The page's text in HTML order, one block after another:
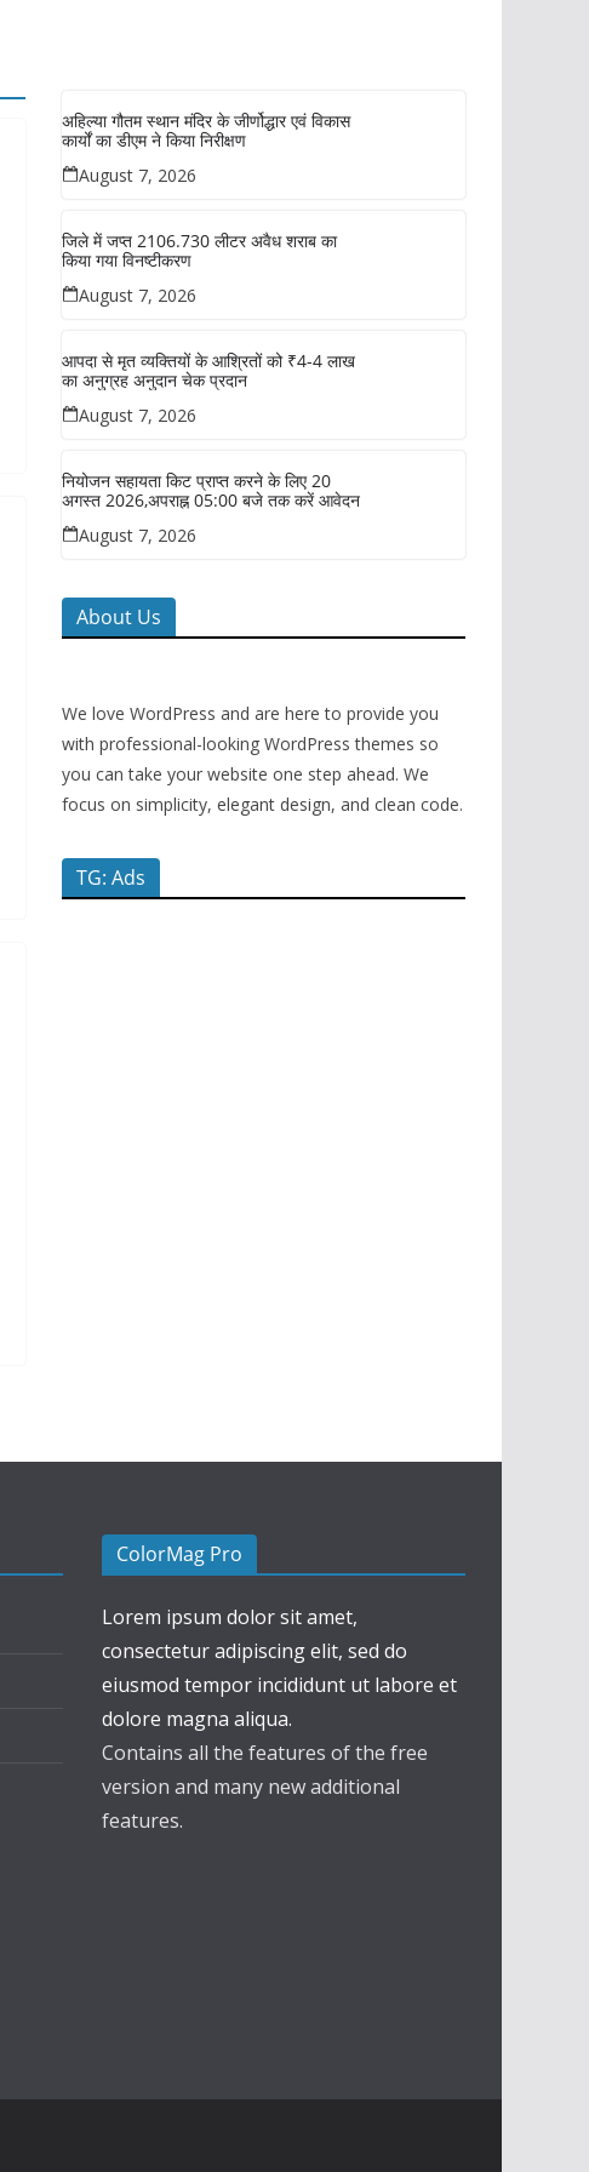
अहिल्या गौतम स्थान मंदिर के जीर्णोद्धार एवं विकास
कार्यों का डीएम ने किया निरीक्षण
August 7, 2026
जिले में जप्त 2106.730 लीटर अवैध शराब का
किया गया विनष्टीकरण
August 7, 2026
आपदा से मृत व्यक्तियों के आश्रितों को ₹4-4 लाख
का अनुग्रह अनुदान चेक प्रदान
August 7, 2026
नियोजन सहायता किट प्राप्त करने के लिए 20
अगस्त 2026,अपराह्न 05:00 बजे तक करें आवेदन
August 7, 2026
About Us
We love WordPress and are here to provide you
with professional-looking WordPress themes so
you can take your website one step ahead. We
focus on simplicity, elegant design, and clean code.
TG: Ads
ColorMag Pro
Lorem ipsum dolor sit amet,
consectetur adipiscing elit, sed do
eiusmod tempor incididunt ut labore et
dolore magna aliqua.
Contains all the features of the free
version and many new additional
features.